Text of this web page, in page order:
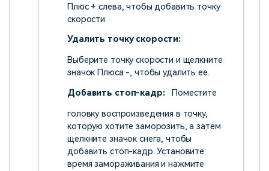
Плюс + слева, чтобы добавить точку
скорости.
Удалить точку скорости:
Выберите точку скорости и щелкните
значок Плюса -, чтобы удалить ее.
Добавить стоп-кадр:
Поместите
головку воспроизведения в точку,
которую хотите заморозить, а затем
щелкните значок снега, чтобы
добавить стоп-кадр. Установите
время замораживания и нажмите